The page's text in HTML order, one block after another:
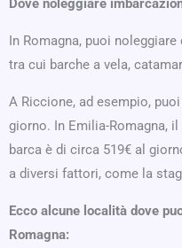
Dove noleggiare
In Romagna, puoi
tra cui barche a vela,
A Riccione, ad esempio,
giorno. In Emilia-Romagna,
barca è di circa 519€ al
a diversi fattori, come la
Ecco alcune località dove
Romagna: